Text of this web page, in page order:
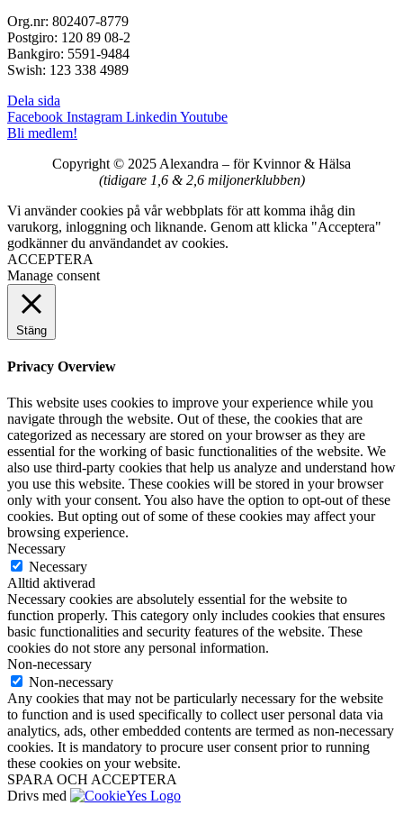
Org.nr: 802407-8779
Postgiro: 120 89 08-2
Bankgiro: 5591-9484
Swish: 123 338 4989
Dela sida
Facebook Instagram Linkedin Youtube
Bli medlem!
Copyright © 2025 Alexandra – för Kvinnor & Hälsa
(tidigare 1,6 & 2,6 miljonerklubben)
Vi använder cookies på vår webbplats för att komma ihåg din
varukorg, inloggning och liknande. Genom att klicka "Acceptera"
godkänner du användandet av cookies.
ACCEPTERA
Manage consent
Stäng
Privacy Overview
This website uses cookies to improve your experience while you
navigate through the website. Out of these, the cookies that are
categorized as necessary are stored on your browser as they are
essential for the working of basic functionalities of the website. We
also use third-party cookies that help us analyze and understand how
you use this website. These cookies will be stored in your browser
only with your consent. You also have the option to opt-out of these
cookies. But opting out of some of these cookies may affect your
browsing experience.
Necessary
Necessary
Alltid aktiverad
Necessary cookies are absolutely essential for the website to
function properly. This category only includes cookies that ensures
basic functionalities and security features of the website. These
cookies do not store any personal information.
Non-necessary
Non-necessary
Any cookies that may not be particularly necessary for the website
to function and is used specifically to collect user personal data via
analytics, ads, other embedded contents are termed as non-necessary
cookies. It is mandatory to procure user consent prior to running
these cookies on your website.
SPARA OCH ACCEPTERA
Drivs med